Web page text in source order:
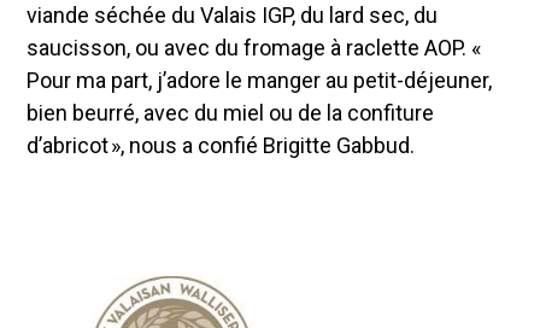
viande séchée du Valais IGP, du lard sec, du
saucisson, ou avec du fromage à raclette AOP. «
Pour ma part, j’adore le manger au petit-déjeuner,
bien beurré, avec du miel ou de la confiture
d’abricot », nous a confié Brigitte Gabbud.